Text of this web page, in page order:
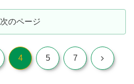
次のページ
4 5 7 次